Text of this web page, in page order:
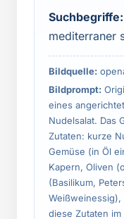
Suchbegriffe:
mediterraner
Bildquelle:
Bildprompt:
eines
Nudelsalat. Das
Zutaten: kurze
Gemüse (in Öl
Kapern, Oliven
(Basilikum,
Weißweinessig),
diese Zutaten